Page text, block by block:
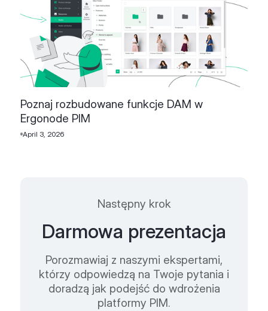
Poznaj rozbudowane funkcje DAM w
Ergonode PIM
April 3, 2026
Następny krok
Darmowa prezentacja
Porozmawiaj z naszymi ekspertami,
którzy odpowiedzą na Twoje pytania i
doradzą jak podejść do wdrożenia
platformy PIM.